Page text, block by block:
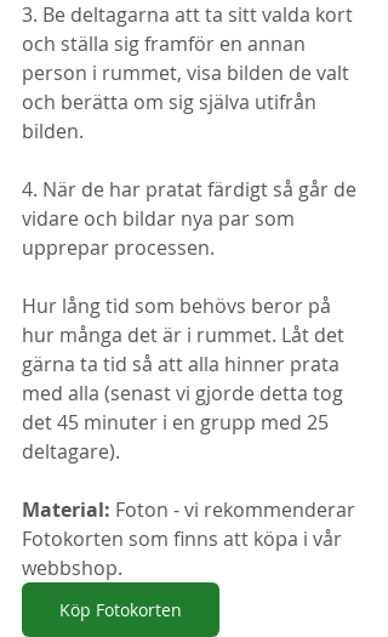
3. Be deltagarna att ta sitt valda kort
och ställa sig framför en annan
person i rummet, visa bilden de valt
och berätta om sig själva utifrån
bilden.
4. När de har pratat färdigt så går de
vidare och bildar nya par som
upprepar processen.
Hur lång tid som behövs beror på
hur många det är i rummet. Låt det
gärna ta tid så att alla hinner prata
med alla (senast vi gjorde detta tog
det 45 minuter i en grupp med 25
deltagare).
Material: Foton - vi rekommenderar
Fotokorten som finns att köpa i vår
webbshop.
Köp Fotokorten